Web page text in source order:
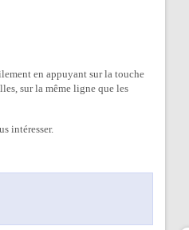
en appuyant sur la touche
sur la même ligne que les
intéresser.